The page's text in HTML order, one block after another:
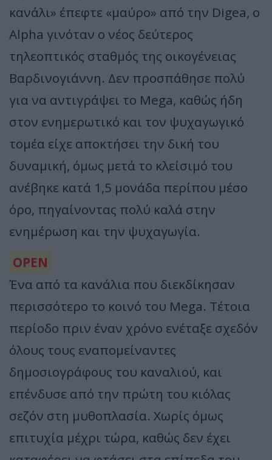
κανάλι» έπεφτε «μαύρο» από την Digea, ο
Alpha γινόταν ο νέος δεύτερος
τηλεοπτικός σταθμός της οικογένειας
Βαρδινογιάννη. Δεν προσπάθησε πολύ
για να αντιγράψει το Mega, καθώς ήδη
στον ενημερωτικό και τον ψυχαγωγικό
τομέα είχε αποκτήσει την δική του
δυναμική, όμως μετά το κλείσιμό του
ανέβηκε κατά 1,5 μονάδα περίπου μέσο
όρο, πηγαίνοντας πολύ καλά στην
ενημέρωση και την ψυχαγωγία.
OPEN
Ένα από τα κανάλια που διεκδίκησαν
περισσότερο το κοινό του Mega. Τέτοια
περίοδο πριν έναν χρόνο ενέταξε σχεδόν
όλους τους εναπομείναντες
δημοσιογράφους του καναλιού, και
επένδυσε από την πρώτη του κιόλας
σεζόν στη μυθοπλασία. Χωρίς όμως
επιτυχία μέχρι τώρα, καθώς δεν έχει